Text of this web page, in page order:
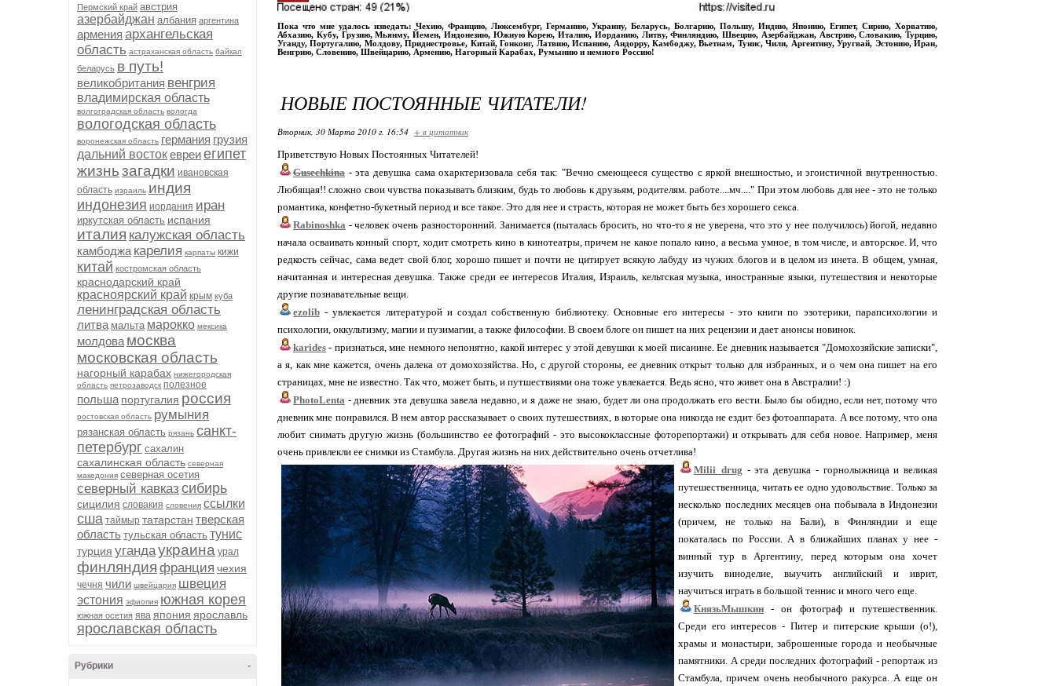
Пермский край австрия
азербайджан албания аргентина
армения архангельская
область астраханская область байкал
беларусь в путь!
великобритания венгрия
владимирская область
волгоградская область вологда
вологодская область
воронежская область германия грузия
дальний востокевреиегипет
жизньзагадки ивановская
область израиль индия
индонезия иордания иран
иркутская область испания
италия калужская область
камбоджа карелия карпаты кижи
китай костромская область
краснодарский край
красноярский край крым куба
ленинградская область
литва мальта марокко мексика
молдова москва
московская область
нагорный карабах нижегородская
область петрозаводск полезное
польша португалия россия
ростовская область румыния
рязанская область рязань санкт-
петербург сахалин
сахалинская область северная
македония северная осетия
северный кавказ сибирь
сицилия словакия словения ссылки
сша таймыр татарстан тверская
область тульская область тунис
турция угандаукраина урал
финляндия франция чехия
чечня чили швейцария швеция
эстония эфиопия южная корея
южная осетия ява япония ярославль
ярославская область
-
Рубрики
Пока что мне удалось изведать: Чехию, Францию, Люксембург, Германию, Украину, Беларусь, Болгарию, Польшу, Индию, Японию, Египет, Сирию, Хорватию,
Абхазию, Кубу, Грузию, Мьянму, Йемен, Индонезию, Южную Корею, Италию, Иорданию, Литву, Финляндию, Швецию, Азербайджан, Австрию, Словакию, Турцию,
Уганду, Португалию, Молдову, Приднестровье, Китай, Гонконг, Латвию, Испанию, Андорру, Камбоджу, Вьетнам, Тунис, Чили, Аргентину, Уругвай, Эстонию, Иран,
Венгрию, Словению, Швейцарию, Армению, Нагорный Карабах, Румынию и немного Россию!
НОВЫЕ ПОСТОЯННЫЕ ЧИТАТЕЛИ!
Вторник, 30 Марта 2010 г. 16:54 + в цитатник
Приветствую Новых Постоянных Читателей!
Gusechkina - эта девушка сама охарктеризовала себя так: "Вечно смеющееся существо с яркой внешностью, и эгоистичной внутренностью.
Любящая!! сложно свои чувства показывать близким, будь то любовь к друзьям, родителям. работе....мч...." При этом любовь для нее - это не только
романтика, конфетно-букетный период и все такое. Это для нее и страсть, которая не может быть без хорошего секса.
Rabinoshka - человек очень разносторонний. Занимается (пыталась бросить, но что-то я не уверена, что это у нее получилось) йогой, недавно
начала осваивать конный спорт, ходит смотреть кино в кинотеатры, причем не какое попало кино, а весьма умное, в том числе, и авторское. И, что
редкость сейчас, сама ведет свой блог, хорошо пишет и почти не цитирует всякую лабуду из чужих блогов и в целом из инета. В общем, умная,
начитанная и интересная девушка. Также среди ее интересов Италия, Израиль, кельтская музыка, иностранные языки, путешествия и некоторые
другие познавательные вещи.
ezolib - увлекается литературой и создал собственную библиотеку. Основные его интересы - это книги по эзотерики, парапсихологии и
психологии, оккультизму, магии и пузимагии, а также философии. В своем блоге он пишет на них рецензии и дает анонсы новинок.
karides - признаться, мне немного непонятно, какой интерес у этой девушки к моей писанине. Ее дневник называется "Домохозяйские записки",
а я, как мне кажется, очень далека от домохозяйства. Но, с другой стороны, ее дневник открыт только для избранных, и о чем она пишет на его
страницах, мне не известно. Так что, может быть, и путшествиями она тоже увлекается. Ведь ясно, что живет она в Австралии! :)
PhotoLenta - дневник эта девушка завела недавно, и я даже не знаю, будет ли она продолжать его вести. Было бы обидно, если нет, потому что
дневник мне понравился. В нем автор рассказывает о своих путешествиях, в которые она никогда не ездит без фотоаппарата. А все потому, что она
любит снимать другую жизнь (большинство ее фотографий - это высококлассные фоторепортажи) и открывать для себя новое. Например, меня
очень привлекли ее снимки из Стамбула. Другая жизнь на них действительно очень отчетлива!
Milii_drug - эта девушка - горнолыжница и великая
путешественница, читать ее одно удовольствие. Только за
несколько последних месяцев она побывала в Индонезии
(причем, не только на Бали), в Финляндии и еще
покаталась по России. А в ближайших планах у нее -
винный тур в Аргентину, перед которым она хочет
изучить виноделие, выучить английский и иврит,
научиться играть в большой теннис и много чего еще.
КнязьМышкин - он фотограф и путешественник.
Среди его интересов - Питер и питерские крыши (о!),
храмы и монастыри, заброшенные города и необычные
памятники. А среди последних фотографий - репортаж из
Стамбула, причем очень необычного ракурса. А еще он